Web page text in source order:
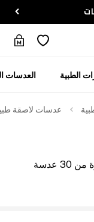
الطبية العدسات
عدسات لاصقة طبية
عدسة